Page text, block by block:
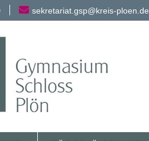
sekretariat.gsp@kreis-ploen.de